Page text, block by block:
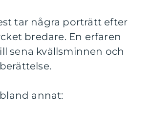
tar några porträtt efter
bredare. En erfaren
sena kvällsminnen och
annat: